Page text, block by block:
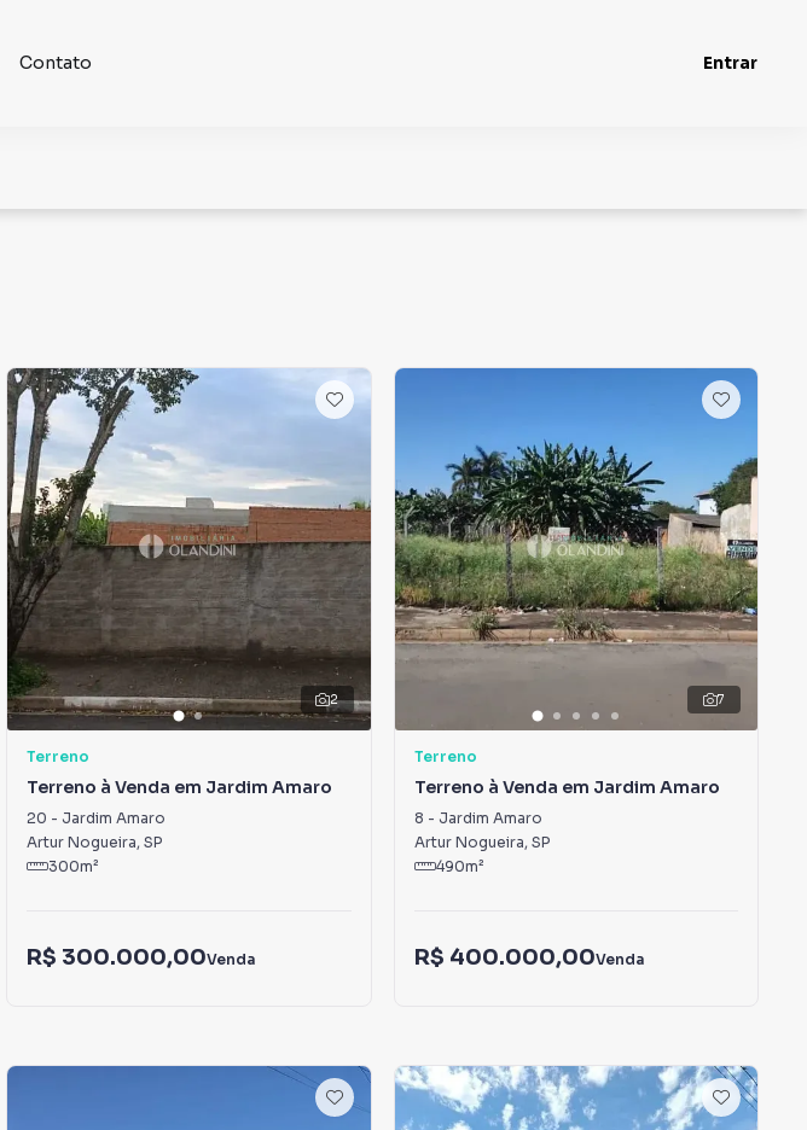
Contato Entrar
2
Terreno
Terreno à Venda em Jardim Amaro
20 - Jardim Amaro
Artur Nogueira, SP
300m²
R$ 300.000,00Venda
7
Terreno
Terreno à Venda em Jardim Amaro
8 - Jardim Amaro
Artur Nogueira, SP
490m²
R$ 400.000,00Venda